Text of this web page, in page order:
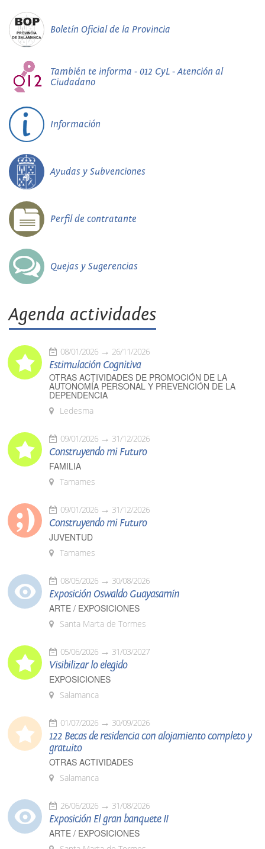
Boletín Oficial de la Provincia
También te informa - 012 CyL - Atención al
Ciudadano
Información
Ayudas y Subvenciones
Perfil de contratante
Quejas y Sugerencias
Agenda actividades
08/01/2026 26/11/2026
Estimulación Cognitiva
OTRAS ACTIVIDADES DE PROMOCIÓN DE LA
AUTONOMÍA PERSONAL Y PREVENCIÓN DE LA
DEPENDENCIA
Ledesma
09/01/2026 31/12/2026
Construyendo mi Futuro
FAMILIA
Tamames
09/01/2026 31/12/2026
Construyendo mi Futuro
JUVENTUD
Tamames
08/05/2026 30/08/2026
Exposición Oswaldo Guayasamín
ARTE / EXPOSICIONES
Santa Marta de Tormes
05/06/2026 31/03/2027
Visibilizar lo elegido
EXPOSICIONES
Salamanca
01/07/2026 30/09/2026
122 Becas de residencia con alojamiento completo y
gratuito
OTRAS ACTIVIDADES
Salamanca
26/06/2026 31/08/2026
Exposición El gran banquete II
ARTE / EXPOSICIONES